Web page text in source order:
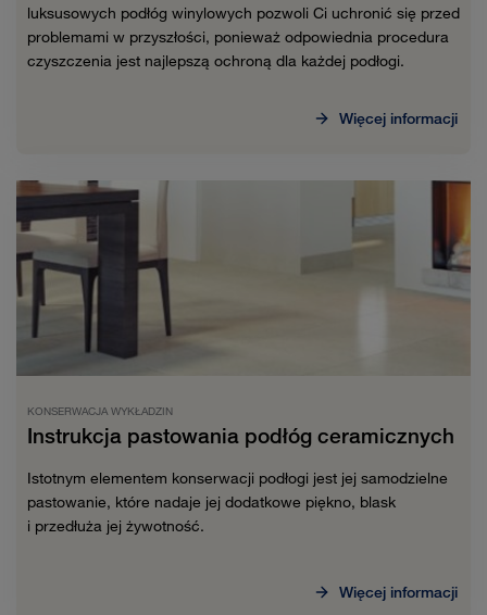
luksusowych podłóg winylowych pozwoli Ci uchronić się przed
problemami w przyszłości, ponieważ odpowiednia procedura
czyszczenia jest najlepszą ochroną dla każdej podłogi.
Więcej informacji
KONSERWACJA WYKŁADZIN
Instrukcja pastowania podłóg ceramicznych
Istotnym elementem konserwacji podłogi jest jej samodzielne
pastowanie, które nadaje jej dodatkowe piękno, blask
i przedłuża jej żywotność.
Więcej informacji